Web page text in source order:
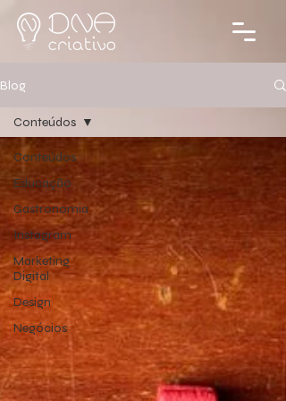
Blog
Conteúdos
Educação
Gastronomia
Instagram
Marketing
Digital
Design
Negócios
Conteúdos